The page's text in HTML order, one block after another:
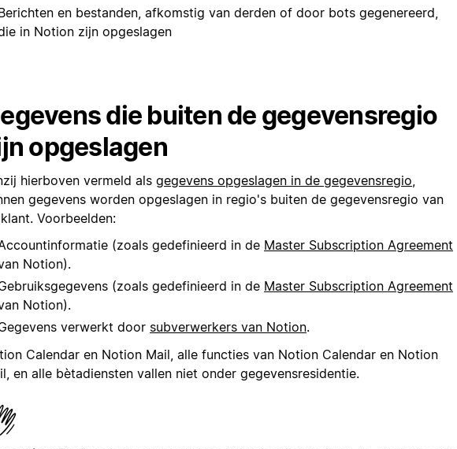
en bestanden, afkomstig van derden of door bots gegenereerd,
in Notion zijn opgeslagen
die buiten de gegevensregio
opgeslagen
hierboven vermeld als gegevens opgeslagen in de gegevensregio,
gegevens worden opgeslagen in regio's buiten de gegevensregio van
Voorbeelden:
(zoals gedefinieerd in de Master Subscription Agreement
Notion).
(zoals gedefinieerd in de Master Subscription Agreement
Notion).
verwerkt door subverwerkers van Notion.
Calendar en Notion Mail, alle functies van Notion Calendar en Notion
en alle bètadiensten vallen niet onder gegevensresidentie.